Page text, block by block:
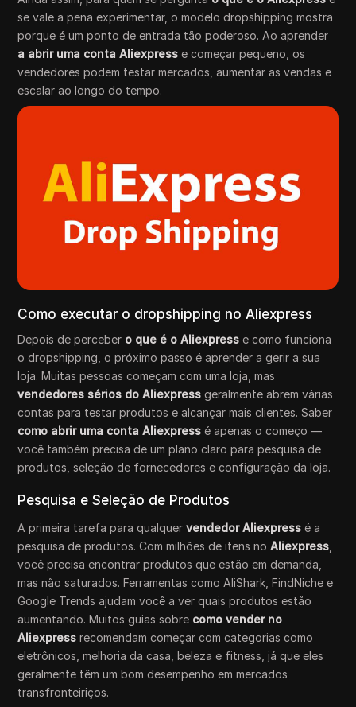
se vale a pena experimentar, o modelo dropshipping mostra
porque é um ponto de entrada tão poderoso. Ao aprender
a abrir uma conta Aliexpress e começar pequeno, os
vendedores podem testar mercados, aumentar as vendas e
escalar ao longo do tempo.
Como executar o dropshipping no Aliexpress
Depois de perceber o que é o Aliexpress e como funciona
o dropshipping, o próximo passo é aprender a gerir a sua
loja. Muitas pessoas começam com uma loja, mas
vendedores sérios do Aliexpress geralmente abrem várias
contas para testar produtos e alcançar mais clientes. Saber
como abrir uma conta Aliexpress é apenas o começo —
você também precisa de um plano claro para pesquisa de
produtos, seleção de fornecedores e configuração da loja.
Pesquisa e Seleção de Produtos
A primeira tarefa para qualquervendedor Aliexpress é a
pesquisa de produtos. Com milhões de itens noAliexpress
você precisa encontrar produtos que estão em demanda,
mas não saturados. Ferramentas como AliShark, FindNiche e
Google Trends ajudam você a ver quais produtos estão
aumentando. Muitos guias sobre como vender no
Aliexpress recomendam começar com categorias como
eletrônicos, melhoria da casa, beleza e fitness, já que eles
geralmente têm um bom desempenho em mercados
transfronteiriços.